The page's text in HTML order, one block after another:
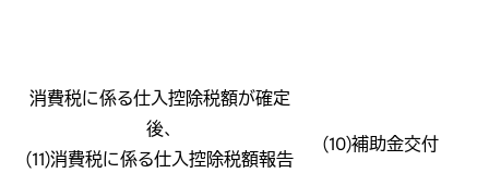
消費税に係る仕入控除税額が確定
後、
(11)消費税に係る仕入控除税額報告
(10)補助金交付